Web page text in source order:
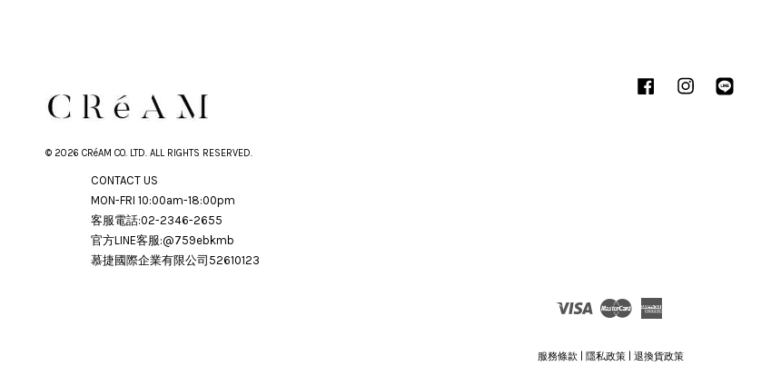
© 2026 CRéAM CO. LTD. ALL RIGHTS RESERVED.
Facebook Instagram
CONTACT US
MON-FRI 10:00am-18:00pm
客服電話:02-2346-2655
官方LINE客服:@759ebkmb
慕捷國際企業有限公司52610123
Visa Master
服務條款 隱私政策| 退換貨政策